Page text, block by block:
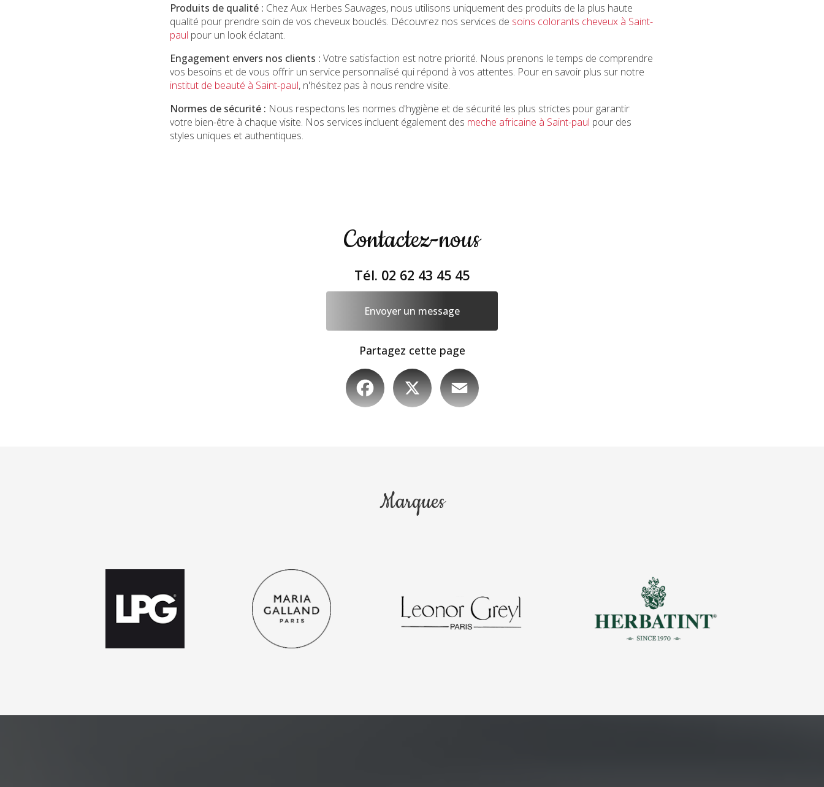
Produits de qualité : Chez Aux Herbes Sauvages, nous utilisons uniquement des produits de la plus haute
qualité pour prendre soin de vos cheveux bouclés. Découvrez nos services de soins colorants cheveux à Saint-
paul pour un look éclatant.
Engagement envers nos clients : Votre satisfaction est notre priorité. Nous prenons le temps de comprendre
vos besoins et de vous offrir un service personnalisé qui répond à vos attentes. Pour en savoir plus sur notre
institut de beauté à Saint-paul, n'hésitez pas à nous rendre visite.
Normes de sécurité : Nous respectons les normes d'hygiène et de sécurité les plus strictes pour garantir
votre bien-être à chaque visite. Nos services incluent également des meche africaine à Saint-paul pour des
styles uniques et authentiques.
Contactez-nous
Tél. 02 62 43 45 45
Envoyer un message
Partagez cette page
Facebook
Marques